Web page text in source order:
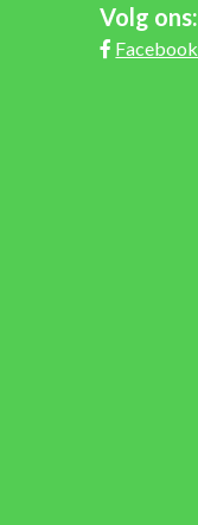
Volg ons:
Facebook